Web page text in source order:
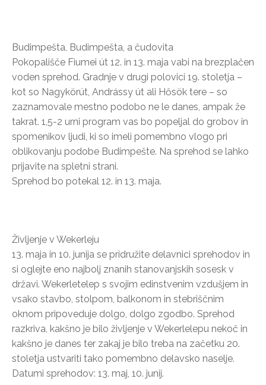
Budimpešta, Budimpešta, a čudovita
Pokopališče Fiumei út 12. in 13. maja vabi na brezplačen
voden sprehod. Gradnje v drugi polovici 19. stoletja –
kot so Nagykörút, Andrássy út ali Hősök tere – so
zaznamovale mestno podobo ne le danes, ampak že
takrat. 1,5-2 urni program vas bo popeljal do grobov in
spomenikov ljudi, ki so imeli pomembno vlogo pri
oblikovanju podobe Budimpešte. Na sprehod se lahko
prijavite na spletni strani.
Sprehod bo potekal 12. in 13. maja.
Življenje v Wekerleju
13. maja in 10. junija se pridružite delavnici sprehodov in
si oglejte eno najbolj znanih stanovanjskih sosesk v
državi. Wekerletelep s svojim edinstvenim vzdušjem in
vsako stavbo, stolpom, balkonom in stebriščnim
oknom pripoveduje dolgo, dolgo zgodbo. Sprehod
razkriva, kakšno je bilo življenje v Wekerlelepu nekoč in
kakšno je danes ter zakaj je bilo treba na začetku 20.
stoletja ustvariti tako pomembno delavsko naselje.
Datumi sprehodov: 13. maj, 10. junij.